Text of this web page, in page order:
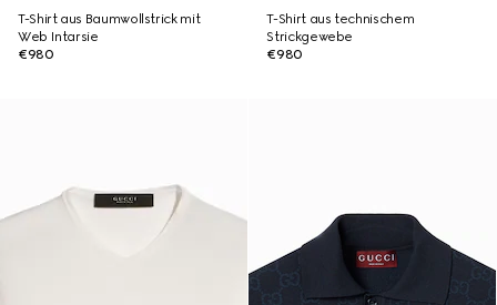
T-Shirt aus Baumwollstrick mit
Web Intarsie
€980
T-Shirt aus technischem
Strickgewebe
€980